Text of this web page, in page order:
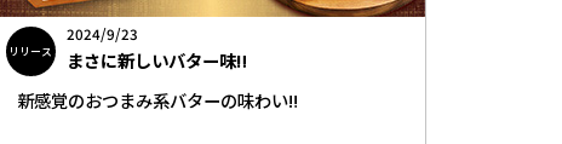
リリース
2024/9/23
まさに新しいバター味‼
新感覚のおつまみ系バターの味わい‼